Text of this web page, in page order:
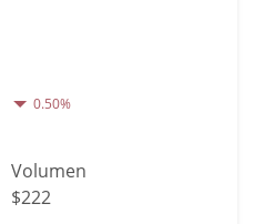
0.50%
Volumen
$222